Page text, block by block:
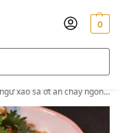
0
xào sả ớt ăn chay ngon cơm